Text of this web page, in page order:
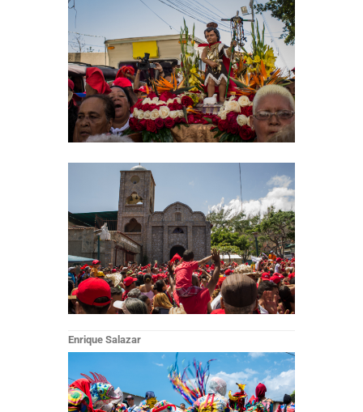
Enrique Salazar